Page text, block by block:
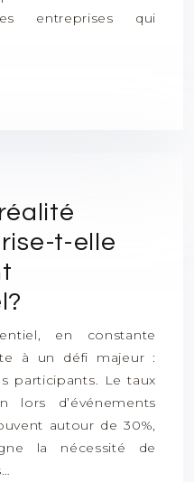
entreprises qui
t-elle
en constante
à un défi majeur :
participants. Le taux
lors d’événements
autour de 30%,
la nécessité de